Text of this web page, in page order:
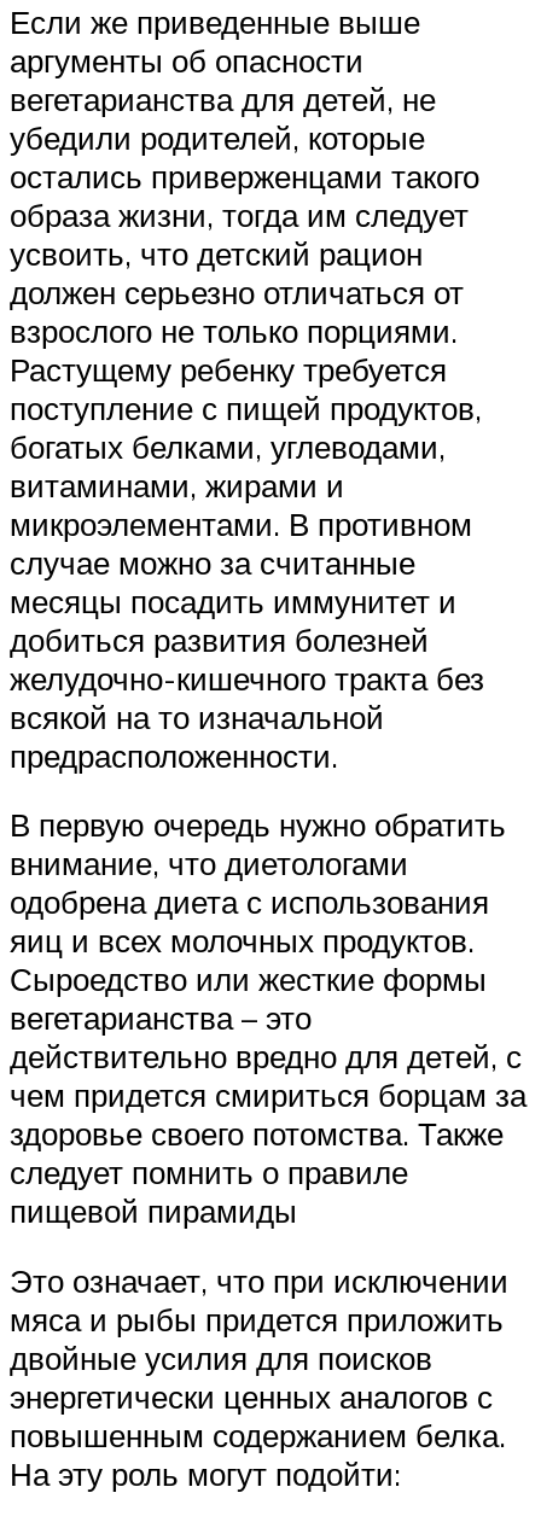
Если же приведенные выше
аргументы об опасности
вегетарианства для детей, не
убедили родителей, которые
остались приверженцами такого
образа жизни, тогда им следует
усвоить, что детский рацион
должен серьезно отличаться от
взрослого не только порциями.
Растущему ребенку требуется
поступление с пищей продуктов,
богатых белками, углеводами,
витаминами, жирами и
микроэлементами. В противном
случае можно за считанные
месяцы посадить иммунитет и
добиться развития болезней
желудочно-кишечного тракта без
всякой на то изначальной
предрасположенности.
В первую очередь нужно обратить
внимание, что диетологами
одобрена диета с использования
яиц и всех молочных продуктов.
Сыроедство или жесткие формы
вегетарианства – это
действительно вредно для детей, с
чем придется смириться борцам за
здоровье своего потомства. Также
следует помнить о правиле
пищевой пирамиды
Это означает, что при исключении
мяса и рыбы придется приложить
двойные усилия для поисков
энергетически ценных аналогов с
повышенным содержанием белка.
На эту роль могут подойти: